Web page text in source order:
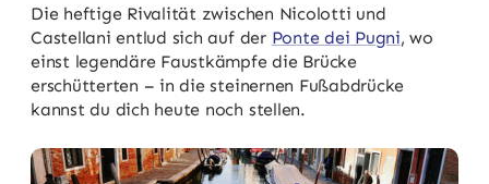
Die heftige Rivalität zwischen Nicolotti und
Castellani entlud sich auf der Ponte dei Pugni, wo
einst legendäre Faustkämpfe die Brücke
erschütterten – in die steinernen Fußabdrücke
kannst du dich heute noch stellen.